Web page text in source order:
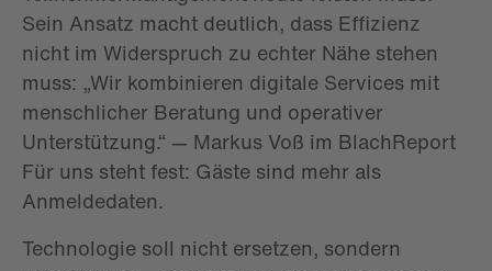
Sein Ansatz macht deutlich, dass Effizienz
nicht im Widerspruch zu echter Nähe stehen
muss: „Wir kombinieren digitale Services mit
menschlicher Beratung und operativer
Unterstützung.“ — Markus Voß im BlachReport
Für uns steht fest: Gäste sind mehr als
Anmeldedaten.
Technologie soll nicht ersetzen, sondern